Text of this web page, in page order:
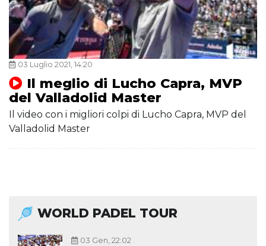
03 Luglio 2021, 14:20
Il meglio di Lucho Capra, MVP
del Valladolid Master
Il video con i migliori colpi di Lucho Capra, MVP del
Valladolid Master
WORLD PADEL TOUR
03 Gen, 22:02